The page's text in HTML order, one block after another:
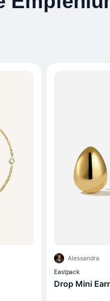
Alessandra
Eastpack
Drop Mini